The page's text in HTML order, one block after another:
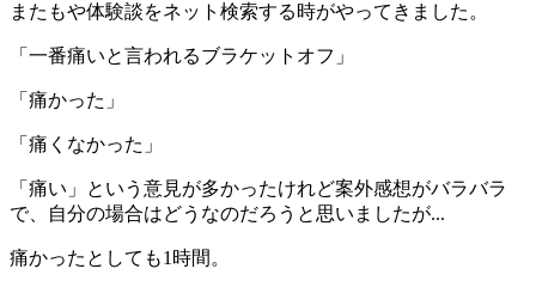
またもや体験談をネット検索する時がやってきました。
「一番痛いと言われるブラケットオフ」
「痛かった」
「痛くなかった」
「痛い」という意見が多かったけれど案外感想がバラバラ
で、自分の場合はどうなのだろうと思いましたが...
痛かったとしても1時間。